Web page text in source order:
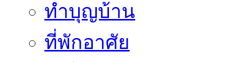
ทำบุญบ้าน
ที่พักอาศัย